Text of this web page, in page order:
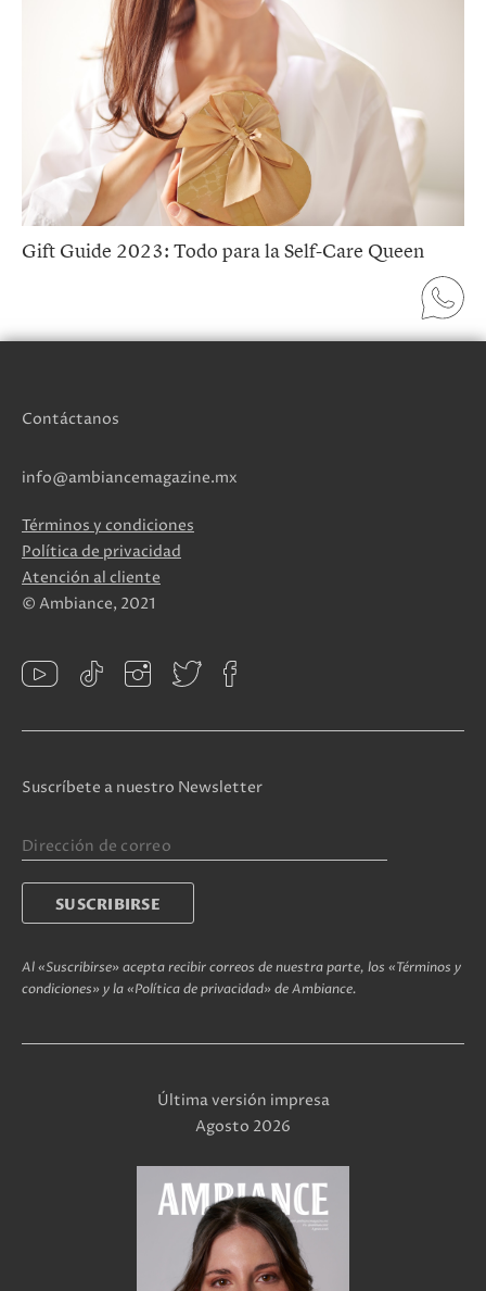
Gift Guide 2023: Todo para la Self-Care Queen
Contáctanos
info@ambiancemagazine.mx
Términos y condiciones
Política de privacidad
Atención al cliente
© Ambiance, 2021
Suscríbete a nuestro Newsletter
Al «Suscribirse» acepta recibir correos de nuestra parte, los «Términos y
condiciones» y la «Política de privacidad» de Ambiance.
Última versión impresa
Agosto 2026